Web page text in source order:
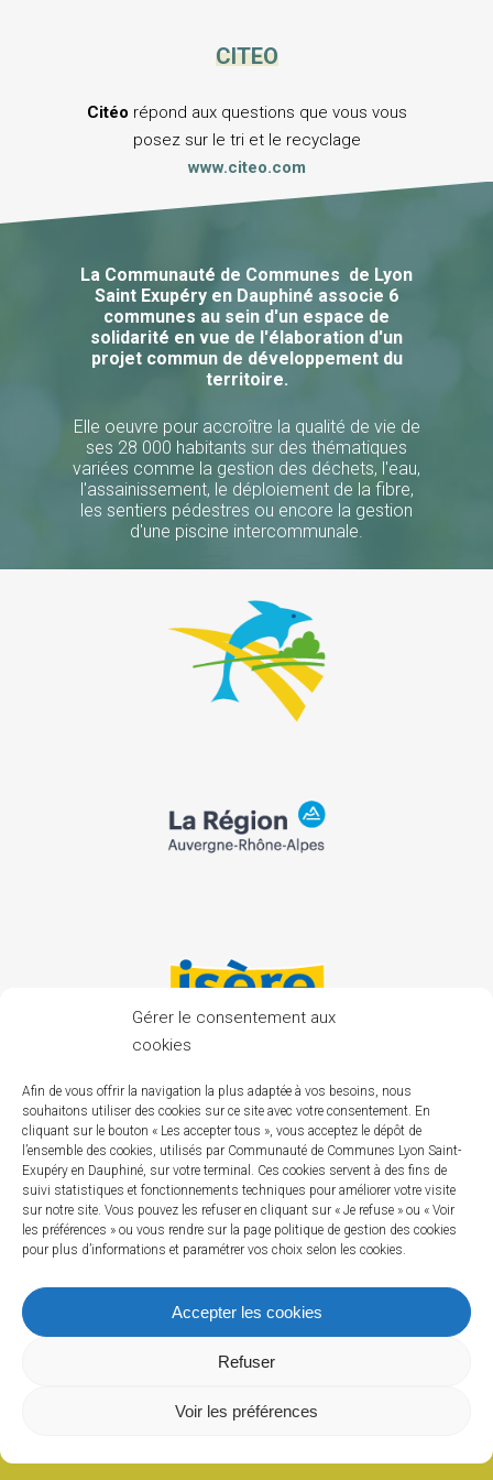
Gérer le consentement aux
cookies
Afin de vous offrir la navigation la plus adaptée à vos besoins, nous
souhaitons utiliser des cookies sur ce site avec votre consentement. En
cliquant sur le bouton « Les accepter tous », vous acceptez le dépôt de
l’ensemble des cookies, utilisés par Communauté de Communes Lyon Saint-
Exupéry en Dauphiné, sur votre terminal. Ces cookies servent à des fins de
suivi statistiques et fonctionnements techniques pour améliorer votre visite
sur notre site. Vous pouvez les refuser en cliquant sur « Je refuse » ou « Voir
les préférences » ou vous rendre sur la page politique de gestion des cookies
pour plus d’informations et paramétrer vos choix selon les cookies.
Accepter les cookies
Refuser
Voir les préférences
CITEO
Citéo répond aux questions que vous vous
posez sur le tri et le recyclage
www.citeo.com
La Communauté de Communes de Lyon
Saint Exupéry en Dauphiné associe 6
communes au sein d'un espace de
solidarité en vue de l'élaboration d'un
projet commun de développement du
territoire.
Elle oeuvre pour accroître la qualité de vie de
ses 28 000 habitants sur des thématiques
variées comme la gestion des déchets, l'eau,
l'assainissement, le déploiement de la fibre,
les sentiers pédestres ou encore la gestion
d'une piscine intercommunale.
Communauté de Communes Lyon Saint
Exupéry en Dauphiné
4, Avenue Alexandre Grammont 38230
CHARVIEU-CHAVAGNEUX
Tél. : 04.72.46.19.80